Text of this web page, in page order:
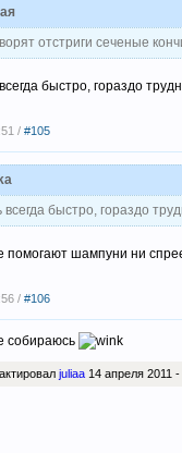
отстриги сеченые
быстро, гораздо
/ #105
всегда быстро, гораздо
помогают шампуни ни
/ #106
собираюсь
juliaa 14 апреля 2011